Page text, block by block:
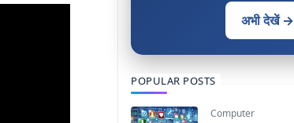
अभी देखें →
POPULAR POSTS
Computer